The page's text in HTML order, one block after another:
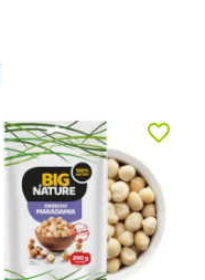
favorite_border